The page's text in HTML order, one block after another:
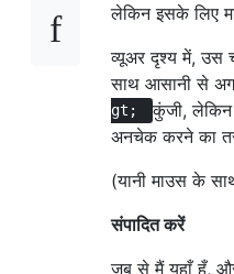
लेकिन इसके लिए
व्यूअर दृश्य में, उस
साथ आसानी से
gt;
कुंजी, लेकिन
अनचेक करने का
(यानी माउस के
संपादित करें
जब से मैं यहाँ हूँ,